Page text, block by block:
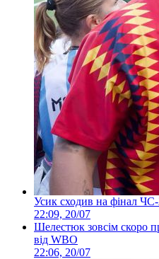
Усик сходив на фінал
22:09, 20/07
Шелестюк зовсім скоро
від WBO
22:06, 20/07